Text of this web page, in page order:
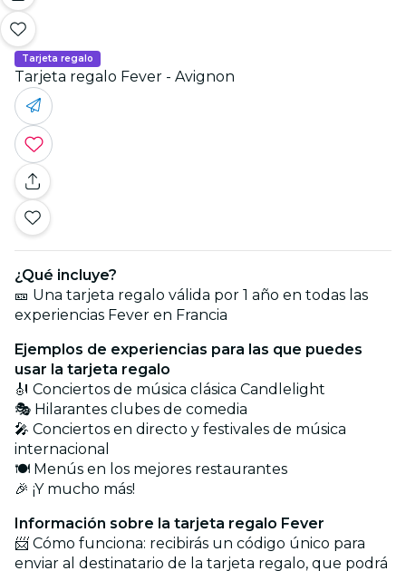
Tarjeta regalo
Tarjeta regalo Fever - Avignon
¿Qué incluye?
🎫 Una tarjeta regalo válida por 1 año en todas las
experiencias Fever en Francia
Ejemplos de experiencias para las que puedes
usar la tarjeta regalo
🎻 Conciertos de música clásica Candlelight
🎭 Hilarantes clubes de comedia
🎤 Conciertos en directo y festivales de música
internacional
🍽️ Menús en los mejores restaurantes
🎉 ¡Y mucho más!
Información sobre la tarjeta regalo Fever
📨 Cómo funciona: recibirás un código único para
enviar al destinatario de la tarjeta regalo, que podrá